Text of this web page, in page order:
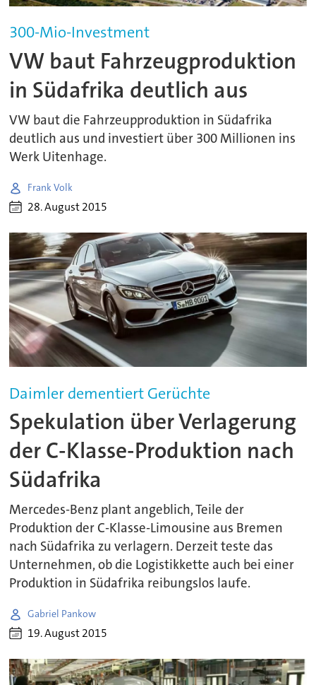
300-Mio-Investment
VW baut Fahrzeugproduktion
in Südafrika deutlich aus
VW baut die Fahrzeupproduktion in Südafrika
deutlich aus und investiert über 300 Millionen ins
Werk Uitenhage.
Frank Volk
28. August 2015
Daimler dementiert Gerüchte
Spekulation über Verlagerung
der C-Klasse-Produktion nach
Südafrika
Mercedes-Benz plant angeblich, Teile der
Produktion der C-Klasse-Limousine aus Bremen
nach Südafrika zu verlagern. Derzeit teste das
Unternehmen, ob die Logistikkette auch bei einer
Produktion in Südafrika reibungslos laufe.
Gabriel Pankow
19. August 2015